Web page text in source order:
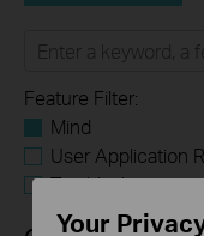
Feature Filter:
Mind
User Application
Troubleshooting
Your